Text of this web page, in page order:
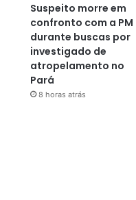
Suspeito morre em
confronto com a PM
durante buscas por
investigado de
atropelamento no
Pará
8 horas atrás